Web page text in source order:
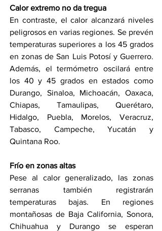
Calor extremo no da tregua
En contraste, el calor alcanzará niveles
peligrosos en varias regiones. Se prevén
temperaturas superiores a los 45 grados
en zonas de San Luis Potosí y Guerrero.
Además, el termómetro oscilará entre
los 40 y 45 grados en estados como
Durango, Sinaloa, Michoacán, Oaxaca,
Chiapas, Tamaulipas, Querétaro,
Hidalgo, Puebla, Morelos, Veracruz,
Tabasco, Campeche, Yucatán y
Quintana Roo.
Frío en zonas altas
Pese al calor generalizado, las zonas
serranas también registrarán
temperaturas bajas. En regiones
montañosas de Baja California, Sonora,
Chihuahua y Durango se esperan